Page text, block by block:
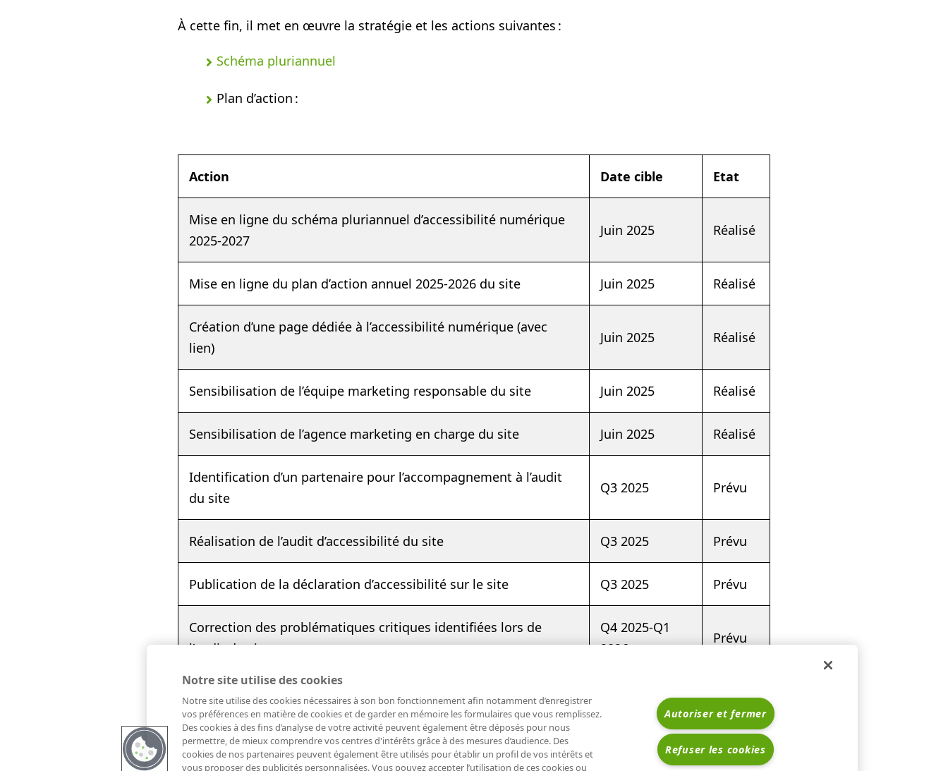
À cette fin, il met en œuvre la stratégie et les actions suivantes :
Schéma pluriannuel
Plan d’action :
Action Date cible Etat
Mise en ligne du schéma pluriannuel d’accessibilité numérique
2025-2027
Juin 2025 Réalisé
Mise en ligne du plan d’action annuel 2025-2026 du site Juin 2025 Réalisé
Création d’une page dédiée à l’accessibilité numérique (avec
lien)
Juin 2025 Réalisé
Sensibilisation de l’équipe marketing responsable du site Juin 2025 Réalisé
Sensibilisation de l’agence marketing en charge du site Juin 2025 Réalisé
Identification d’un partenaire pour l’accompagnement à l’audit
du site
Q3 2025 Prévu
Réalisation de l’audit d’accessibilité du site Q3 2025 Prévu
Publication de la déclaration d’accessibilité sur le site Q3 2025 Prévu
Correction des problématiques critiques identifiées lors de
l’audit du site
Q4 2025-Q1
2026
Prévu
Cette déclaration d’accessibilité s’applique à https://www.fromageries-etoile.com/.
État de conformité
Notre site utilise des cookies
Notre site utilise des cookies nécessaires à son bon fonctionnement afin notamment d’enregistrer
vos préférences en matière de cookies et de garder en mémoire les formulaires que vous remplissez.
Des cookies à des fins d’analyse de votre activité peuvent également être déposés pour nous
permettre, de mieux comprendre vos centres d'intérêts grâce à des mesures d’audience. Des
cookies de nos partenaires peuvent également être utilisés pour établir un profil de vos intérêts et
vous proposer des publicités personnalisées. Vous pouvez accepter l’utilisation de ces cookies ou
Autoriser et fermer
Refuser les cookies